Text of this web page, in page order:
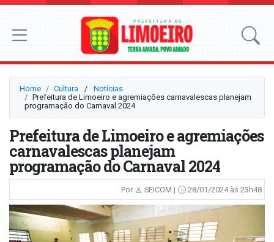
Home Cultura ⠀/⠀ Notícias
Prefeitura de Limoeiro e agremiações carnavalescas planejam
programação do Carnaval 2024
Prefeitura de Limoeiro e agremiações
carnavalescas planejam
programação do Carnaval 2024
Por SEICOM | 28/01/2024 às 23h48